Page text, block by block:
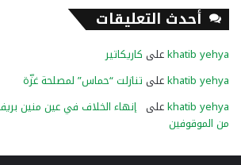
أحدث التعليقات
khatib yehyaعلى كاريكاتير
khatib yehyaعلى تنازلت “حماس” لمصلحة غزّة
khatib yehyaعلى إنهاء الخلاف في عين منين
من الموقوفين